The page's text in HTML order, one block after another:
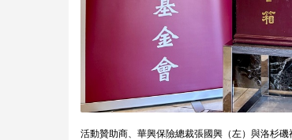
活動贊助商、華興保險總裁張國興（左）與洛杉